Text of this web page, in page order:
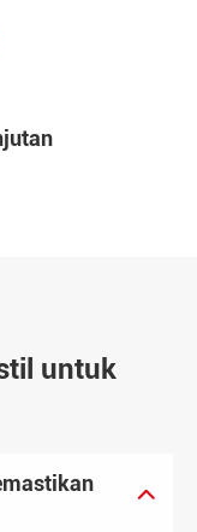
untuk
